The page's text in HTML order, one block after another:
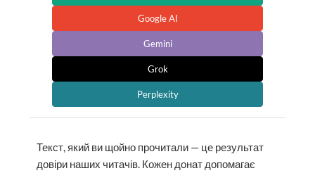
Google AI
Gemini
Grok
Perplexity
Текст, який ви щойно прочитали — це результат
довіри наших читачів. Кожен донат допомагає